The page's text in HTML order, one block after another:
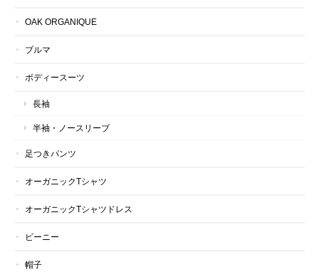
OAK ORGANIQUE
ブルマ
ボディースーツ
長袖
半袖・ノースリーブ
足つきパンツ
オーガニックTシャツ
オーガニックTシャツドレス
ビーニー
帽子